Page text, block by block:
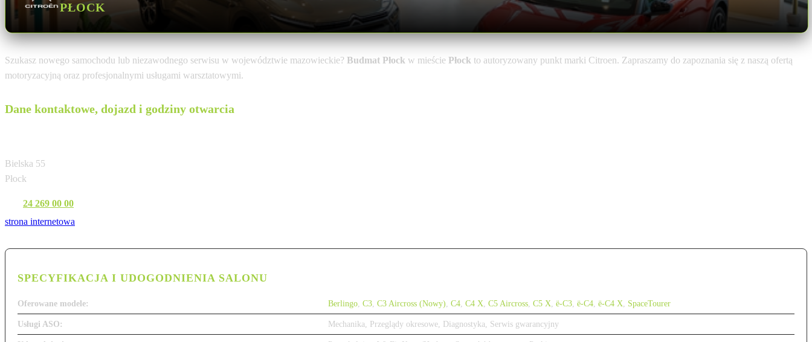
PŁOCK
Szukasz nowego samochodu lub niezawodnego serwisu w województwie mazowieckie? Budmat Płock w mieście Płock to autoryzowany punkt marki Citroen. Zapraszamy do zapoznania się z naszą ofertą
motoryzacyjną oraz profesjonalnymi usługami warsztatowymi.
Dane kontaktowe, dojazd i godziny otwarcia
Bielska 55
Płock
24 269 00 00
strona internetowa
SPECYFIKACJA I UDOGODNIENIA SALONU
Oferowane modele: Berlingo C3 C3 Aircross (Nowy) C4 C4 X C5 Aircross C5 X ë-C3 ë-C4 ë-C4 X SpaceTourer
Usługi ASO: Mechanika, Przeglądy okresowe, Diagnostyka, Serwis gwarancyjny